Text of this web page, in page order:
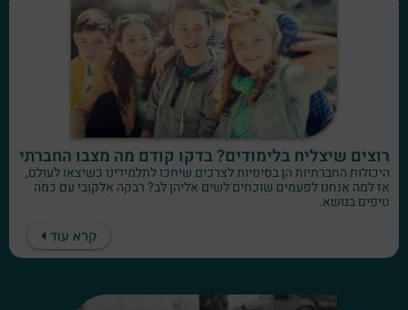
רוצים שיצליח בלימודים? בדקו קודם מה מצבו החברתי
היכולות החברתיות הן בסיסיות לצרכים שיחכו לתלמידינו כשיצאו לעולם,
אז למה אנחנו לפעמים שוכחים לשים אליהן לב? רבקה אלקובי עם כמה
טיפים בנושא.
קרא עוד